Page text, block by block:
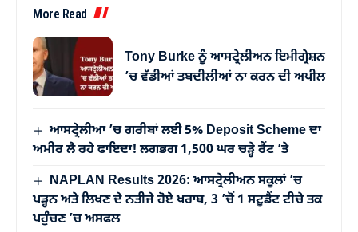
More Read
Tony Burke ਨੂੰ ਆਸਟ੍ਰੇਲੀਅਨ ਇਮੀਗ੍ਰੇਸ਼ਨ
’ਚ ਵੱਡੀਆਂ ਤਬਦੀਲੀਆਂ ਨਾ ਕਰਨ ਦੀ ਅਪੀਲ
ਆਸਟ੍ਰੇਲੀਆ ’ਚ ਗਰੀਬਾਂ ਲਈ 5% Deposit Scheme ਦਾ
ਅਮੀਰ ਲੈ ਰਹੇ ਫਾਇਦਾ! ਲਗਭਗ 1,500 ਘਰ ਚੜ੍ਹੇ ਰੈਂਟ ’ਤੇ
NAPLAN Results 2026: ਆਸਟ੍ਰੇਲੀਅਨ ਸਕੂਲਾਂ ’ਚ
ਪੜ੍ਹਨ ਅਤੇ ਲਿਖਣ ਦੇ ਨਤੀਜੇ ਹੋਏ ਖਰਾਬ, 3 ’ਚੋਂ 1 ਸਟੂਡੈਂਟ ਟੀਚੇ ਤਕ
ਪਹੁੰਚਣ ’ਚ ਅਸਫਲ